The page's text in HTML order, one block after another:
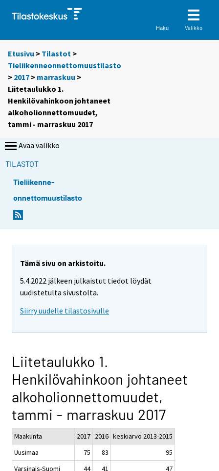
Haku Valikko
Etusivu > Tilastot >
Tieliikenneonnettomuustilasto
> 2017 > marraskuu >
Liitetaulukko 1.
Henkilövahinkoon johtaneet
alkoholionnettomuudet,
tammi - marraskuu 2017
Avaa valikko
TILASTOT
Tieliikenne-
onnettomuustilasto
Tämä sivu on arkistoitu.
5.4.2022 jälkeen julkaistut tiedot löydät
uudistetulta sivustolta.
Siirry uudelle tilastosivulle
Liitetaulukko 1.
Henkilövahinkoon johtaneet
alkoholionnettomuudet,
tammi - marraskuu 2017
Maakunta 2017 2016 keskiarvo 2013-2015
Uusimaa
75 83
95
Varsinais-Suomi
44 41
47